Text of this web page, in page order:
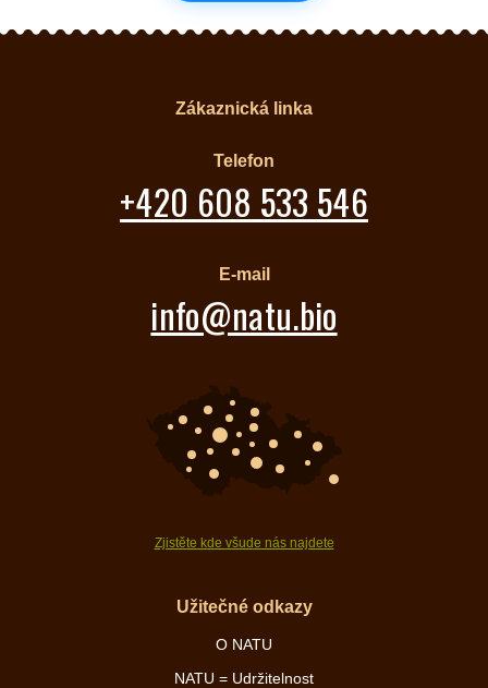
Zákaznická linka
Telefon
+420 608 533 546
E-mail
info@natu.bio
Zjistěte kde všude nás najdete
Užitečné odkazy
O NATU
NATU = Udržitelnost